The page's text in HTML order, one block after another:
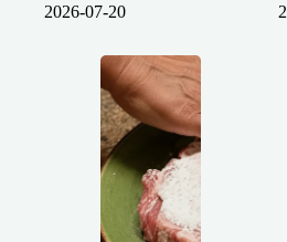
2026-07-20